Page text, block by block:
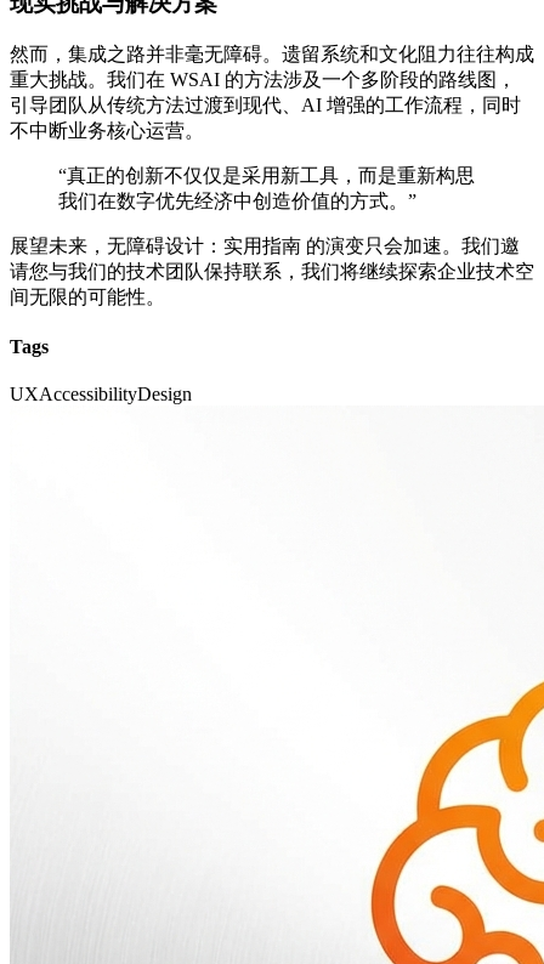
然而，集成之路并非毫无障碍。遗留系统和文化阻力往往构成
重大挑战。我们在 WSAI 的方法涉及一个多阶段的路线图，
引导团队从传统方法过渡到现代、AI 增强的工作流程，同时
不中断业务核心运营。
“真正的创新不仅仅是采用新工具，而是重新构思
我们在数字优先经济中创造价值的方式。”
展望未来，无障碍设计：实用指南 的演变只会加速。我们邀
请您与我们的技术团队保持联系，我们将继续探索企业技术空
间无限的可能性。
Tags
UXAccessibilityDesign